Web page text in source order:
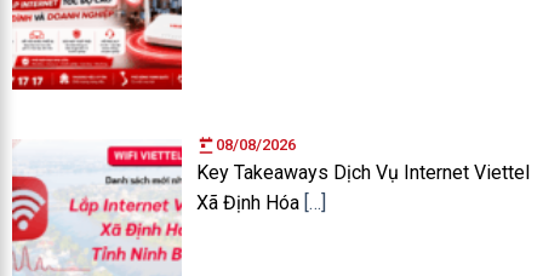
08/08/2026
Key Takeaways Dịch Vụ Internet Viettel
Xã Định Hóa […]